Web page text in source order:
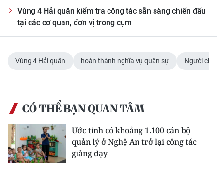
VỀ BÁO NHÂN DÂN
NHÂN DÂN CUỐI TUẦN
MUA BÁO
ĐỌC BÁO IN
Vùng 4 Hải quân kiểm tra công tác sẵn sàng chiến đấu
tại các cơ quan, đơn vị trong cụm
Vùng 4 Hải quân hoàn thành nghĩa vụ quân sự Người
CÓ THỂ BẠN QUAN TÂM
Ước tính có khoảng 1.100 cán bộ
quản lý ở Nghệ An trở lại công tác
giảng dạy